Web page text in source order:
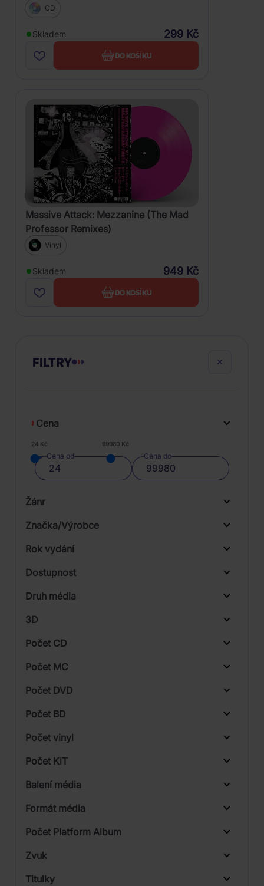
CD
Skladem 299 Kč
DO KOŠÍKU
Massive Attack: Mezzanine (The Mad
Professor Remixes)
Vinyl
Skladem 949 Kč
DO KOŠÍKU
FILTRY
Cena
24 Kč 99980 Kč
Cena od Cena do
Žánr
Značka/Výrobce
Rok vydání
Od
Dostupnost
Druh média
3D
Počet CD
Počet MC
Počet DVD
Počet BD
Počet vinyl
Počet KiT
Balení média
Formát média
Počet Platform Album
Zvuk
Titulky